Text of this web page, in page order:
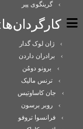
گرینگوی پیر
کارگردان‌ها:
ژان لوک گدار
برادران داردن
برونو دومُن
ترنس مالیک
جان کاساوتیس
روبر برسون
فرانسوا تروفو